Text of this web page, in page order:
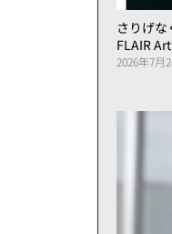
さりげな
FLAIR
2026年7月